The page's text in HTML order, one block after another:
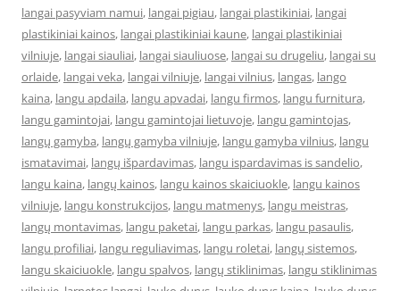
langai pasyviam namui, langai pigiau, langai plastikiniai, langai
plastikiniai kainos, langai plastikiniai kaune, langai plastikiniai
vilniuje, langai siauliai, langai siauliuose, langai su drugeliu, langai su
orlaide, langai veka, langai vilniuje, langai vilnius, langas, lango
kaina, langu apdaila, langu apvadai, langu firmos, langu furnitura,
langu gamintojai, langu gamintojai lietuvoje, langu gamintojas,
langų gamyba, langų gamyba vilniuje, langu gamyba vilnius, langu
ismatavimai, langų išpardavimas, langu ispardavimas is sandelio,
langu kaina, langų kainos, langu kainos skaiciuokle, langu kainos
vilniuje, langu konstrukcijos, langu matmenys, langu meistras,
langų montavimas, langu paketai, langu parkas, langu pasaulis,
langu profiliai, langu reguliavimas, langu roletai, langų sistemos,
langu skaiciuokle, langu spalvos, langų stiklinimas, langu stiklinimas